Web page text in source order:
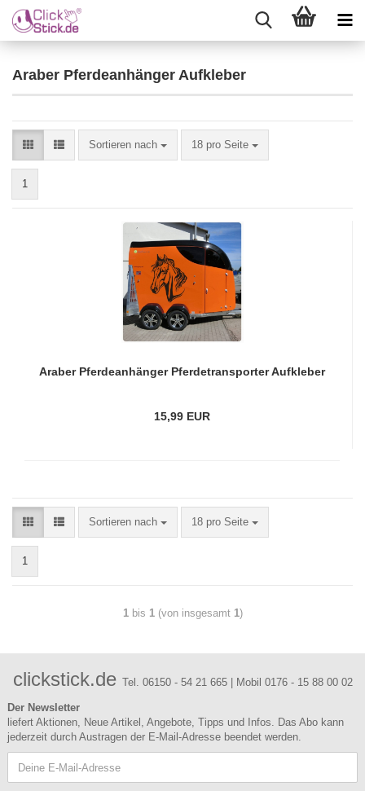
Araber Pferdeanhänger Aufkleber
Sortieren nach 18 pro Seite
1
Araber Pferdeanhänger Pferdetransporter Aufkleber
15,99 EUR
Sortieren nach 18 pro Seite
1
1bis 1(von insgesamt 1)
clickstick.de Tel. 06150 - 54 21 665 | Mobil 0176 - 15 88 00 02
Der Newsletter
liefert Aktionen, Neue Artikel, Angebote, Tipps und Infos. Das Abo kann
jederzeit durch Austragen der E-Mail-Adresse beendet werden.